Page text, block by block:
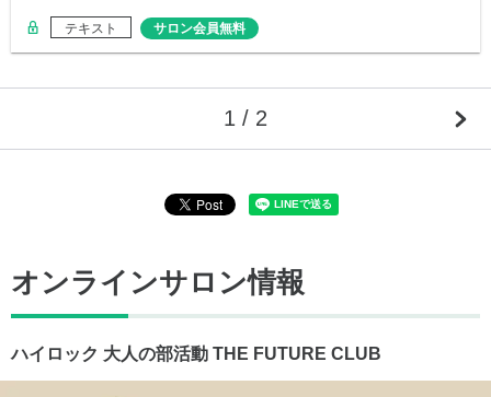
テキスト サロン会員無料
1 / 2
オンラインサロン情報
ハイロック 大人の部活動 THE FUTURE CLUB